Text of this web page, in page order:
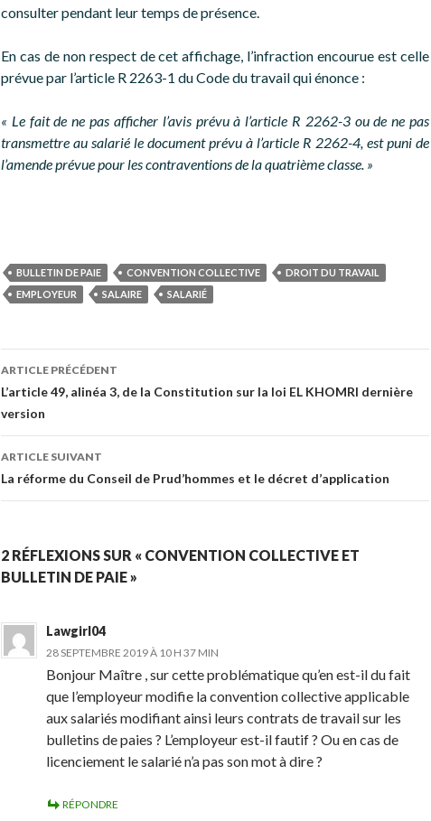
consulter pendant leur temps de présence.
En cas de non respect de cet affichage, l’infraction encourue est celle
prévue par l’article R 2263-1 du Code du travail qui énonce :
« Le fait de ne pas afficher l’avis prévu à l’article R 2262-3 ou de ne pas
transmettre au salarié le document prévu à l’article R 2262-4, est puni de
l’amende prévue pour les contraventions de la quatrième classe. »
BULLETIN DE PAIE CONVENTION COLLECTIVE
DROIT DU TRAVAIL
EMPLOYEUR
SALAIRE SALARIÉ
Navigation
des
articles
ARTICLE PRÉCÉDENT
L’article 49, alinéa 3, de la Constitution sur la loi EL KHOMRI dernière
version
ARTICLE SUIVANT
La réforme du Conseil de Prud’hommes et le décret d’application
2 RÉFLEXIONS SUR « CONVENTION COLLECTIVE ET
BULLETIN DE PAIE »
Lawgirl04
28 SEPTEMBRE 2019 À 10 H 37 MIN
Bonjour Maître , sur cette problématique qu’en est-il du fait
que l’employeur modifie la convention collective applicable
aux salariés modifiant ainsi leurs contrats de travail sur les
bulletins de paies ? L’employeur est-il fautif ? Ou en cas de
licenciement le salarié n’a pas son mot à dire ?
RÉPONDRE